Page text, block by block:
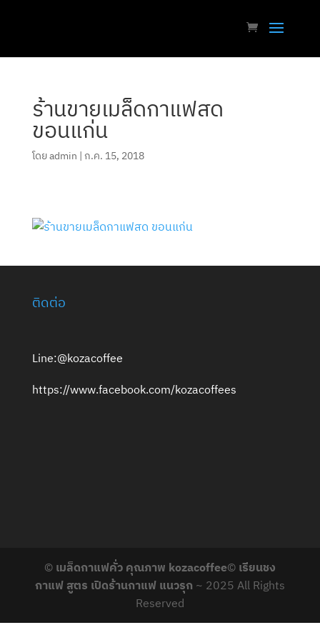
ร้านขายเมล็ดกาแฟสด
ขอนแก่น
โดยadmin | ก.ค. 15, 2018
ติดต่อ
Line:@kozacoffee
https://www.facebook.com/kozacoffees
© เมล็ดกาแฟคั่ว คุณภาพ kozacoffee© เรียนชง
กาแฟ สูตร เปิดร้านกาแฟ แนวรุก ~ 2025 All Rights
Reserved